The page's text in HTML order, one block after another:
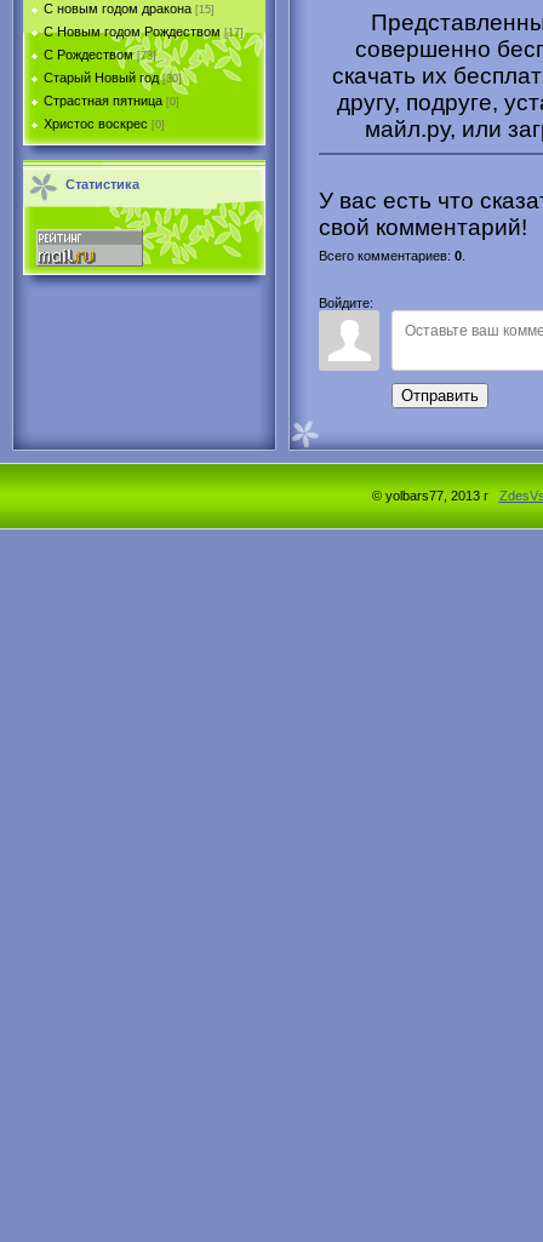
С новым годом дракона [15]
C Новым годом Рождеством [17]
С Рождеством [73]
Старый Новый год [30]
Страстная пятница [0]
Христоc воскрес [0]
Статистика
совершенно
скачать их
другу, подруге,
майл.ру, или
У вас есть что
свой комментарий!
Всего комментариев: 0
Войдите:
Отправить
© yolbars77, 2013 г